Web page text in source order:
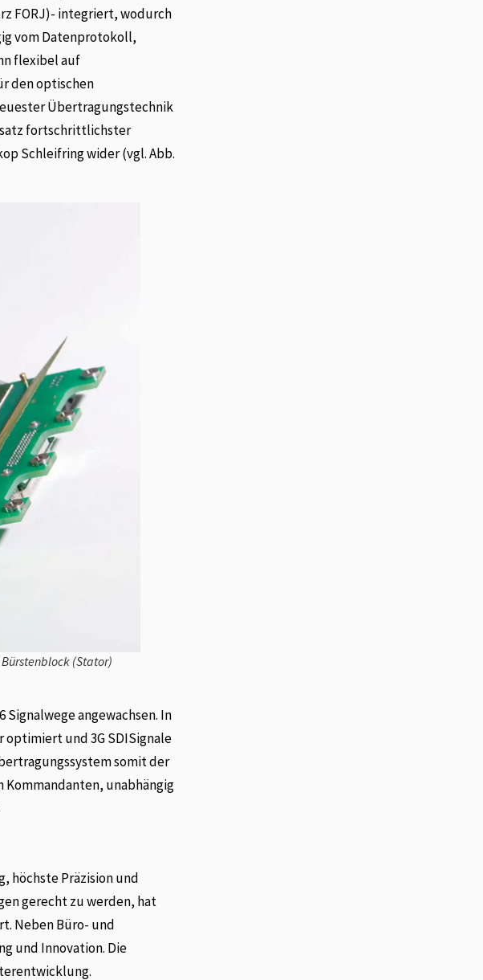
FORJ)- integriert, wodurch
vom Datenprotokoll,
flexibel auf
den optischen
Übertragungstechnik
fortschrittlichster
Schleifring wider (vgl. Abb.
(Stator)
angewachsen. In
optimiert und 3G SDISignale
somit der
unabhängig
höchste Präzision und
gerecht zu werden, hat
Neben Büro- und
und Innovation. Die